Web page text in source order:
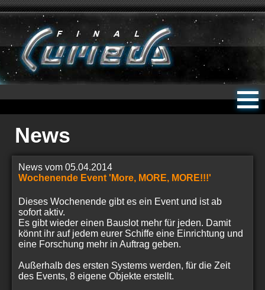
News
News vom 05.04.2014
Wochenende Event 'More, MORE, MORE!!!'
Dieses Wochenende gibt es ein Event und ist ab
sofort aktiv.
Es gibt wieder einen Bauslot mehr für jeden. Damit
könnt ihr auf jedem eurer Schiffe eine Einrichtung und
eine Forschung mehr in Auftrag geben.
Außerhalb des ersten Systems werden, für die Zeit
des Events, 8 eigene Objekte erstellt.